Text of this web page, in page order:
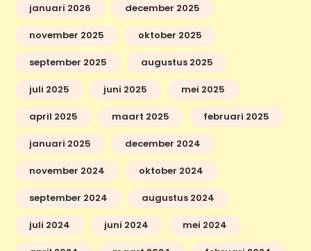
januari 2026 december 2025
november 2025 oktober 2025
september 2025 augustus 2025
juli 2025 juni 2025 mei 2025
april 2025 maart 2025 februari 2025
januari 2025 december 2024
november 2024 oktober 2024
september 2024 augustus 2024
juli 2024 juni 2024 mei 2024